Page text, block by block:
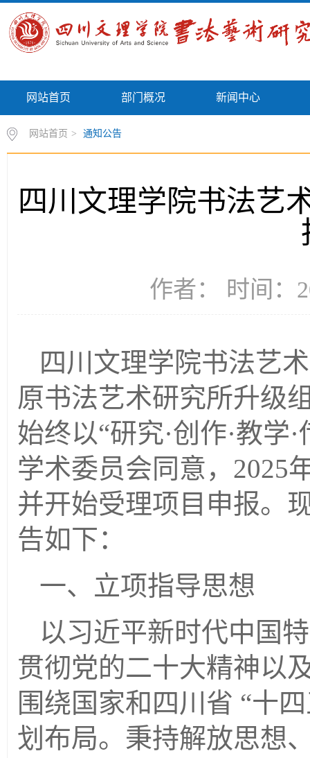
网站首页 部门概况 新闻中心
网站首页 > 通知公告
四川文理学院书法艺
作者： 时间：
四川文理学院书法艺
原书法艺术研究所升级
始终以“研究·创作·教学
学术委员会同意，2025
并开始受理项目申报。
告如下：
一、立项指导思想
以习近平新时代中国
贯彻党的二十大精神以
围绕国家和四川省 “十
划布局。秉持解放思想